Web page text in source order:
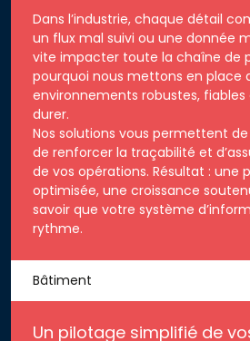
Dans l’industrie, chaque détail
un flux mal suivi ou une donnée
vite impacter toute la chaîne de
pourquoi nous mettons en place
environnements robustes,
durer.
Nos solutions vous permettent
de renforcer la traçabilité et
de vos opérations. Résultat : une
optimisée, une croissance
savoir que votre système
rythme.
Bâtiment
Un pilotage simplifié de